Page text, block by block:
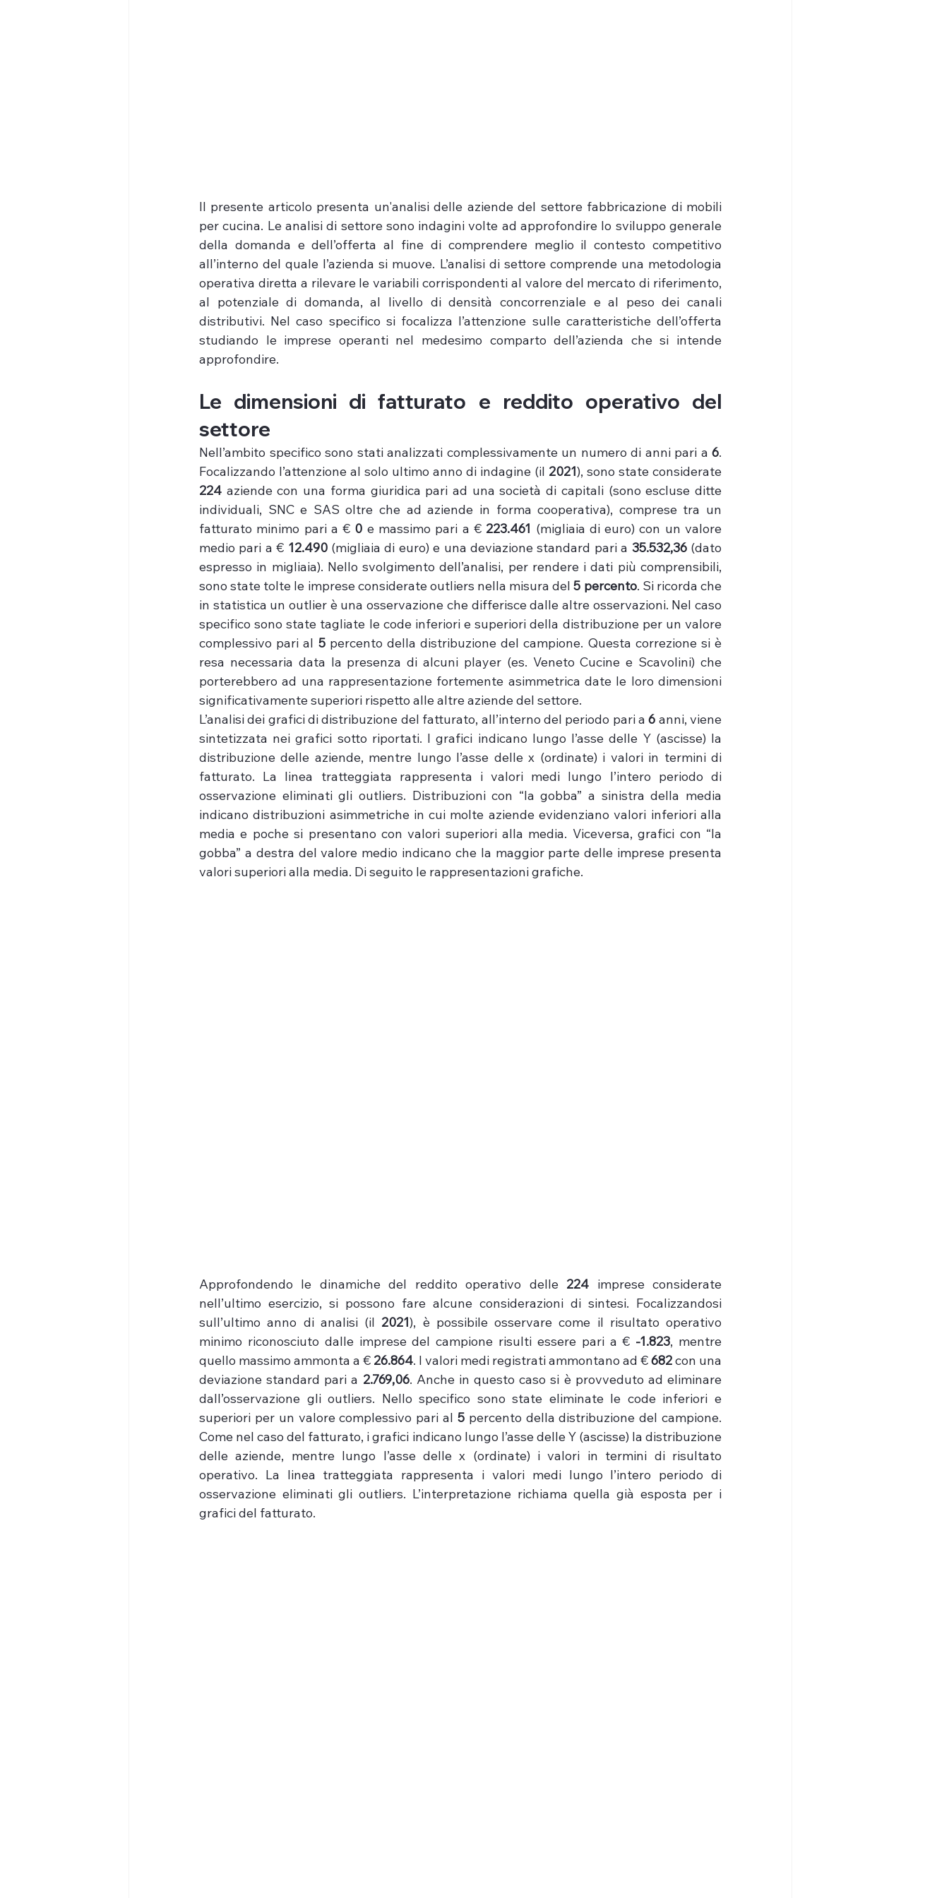
Il presente articolo presenta un'analisi delle aziende del settore fabbricazione di mobili
per cucina. Le analisi di settore sono indagini volte ad approfondire lo sviluppo generale
della domanda e dell’offerta al fine di comprendere meglio il contesto competitivo
all’interno del quale l’azienda si muove. L’analisi di settore comprende una metodologia
operativa diretta a rilevare le variabili corrispondenti al valore del mercato di riferimento,
al potenziale di domanda, al livello di densità concorrenziale e al peso dei canali
distributivi. Nel caso specifico si focalizza l’attenzione sulle caratteristiche dell’offerta
studiando le imprese operanti nel medesimo comparto dell’azienda che si intende
approfondire.
Le dimensioni di fatturato e reddito operativo del
settore
Nell’ambito specifico sono stati analizzati complessivamente un numero di anni pari a 6.
Focalizzando l’attenzione al solo ultimo anno di indagine (il 2021
224 aziende con una forma giuridica pari ad una società di capitali (sono escluse ditte
individuali, SNC e SAS oltre che ad aziende in forma cooperativa), comprese tra un
fatturato minimo pari a € 0 e massimo pari a € 223.461 (migliaia di euro) con un valore
medio pari a € 12.490 (migliaia di euro) e una deviazione standard pari a 35.532,36 (dato
espresso in migliaia). Nello svolgimento dell’analisi, per rendere i dati più comprensibili,
sono state tolte le imprese considerate outliers nella misura del 5 percento. Si ricorda che
in statistica un outlier è una osservazione che differisce dalle altre osservazioni. Nel caso
specifico sono state tagliate le code inferiori e superiori della distribuzione per un valore
complessivo pari al 5 percento della distribuzione del campione. Questa correzione si è
resa necessaria data la presenza di alcuni player (es. Veneto Cucine e Scavolini) che
porterebbero ad una rappresentazione fortemente asimmetrica date le loro dimensioni
significativamente superiori rispetto alle altre aziende del settore.
L’analisi dei grafici di distribuzione del fatturato, all’interno del periodo pari a 6 anni, viene
sintetizzata nei grafici sotto riportati. I grafici indicano lungo l’asse delle Y (ascisse) la
distribuzione delle aziende, mentre lungo l’asse delle x (ordinate) i valori in termini di
fatturato. La linea tratteggiata rappresenta i valori medi lungo l’intero periodo di
osservazione eliminati gli outliers. Distribuzioni con “la gobba” a sinistra della media
indicano distribuzioni asimmetriche in cui molte aziende evidenziano valori inferiori alla
media e poche si presentano con valori superiori alla media. Viceversa, grafici con “la
gobba” a destra del valore medio indicano che la maggior parte delle imprese presenta
valori superiori alla media. Di seguito le rappresentazioni grafiche.
Approfondendo le dinamiche del reddito operativo delle 224 imprese considerate
nell’ultimo esercizio, si possono fare alcune considerazioni di sintesi. Focalizzandosi
sull’ultimo anno di analisi (il 2021), è possibile osservare come il risultato operativo
minimo riconosciuto dalle imprese del campione risulti essere pari a € -1.823, mentre
quello massimo ammonta a € 26.864. I valori medi registrati ammontano ad € 682 con una
deviazione standard pari a 2.769,06. Anche in questo caso si è provveduto ad eliminare
dall’osservazione gli outliers. Nello specifico sono state eliminate le code inferiori e
superiori per un valore complessivo pari al 5 percento della distribuzione del campione.
Come nel caso del fatturato, i grafici indicano lungo l’asse delle Y (ascisse) la distribuzione
delle aziende, mentre lungo l’asse delle x (ordinate) i valori in termini di risultato
operativo. La linea tratteggiata rappresenta i valori medi lungo l’intero periodo di
osservazione eliminati gli outliers. L’interpretazione richiama quella già esposta per i
grafici del fatturato.